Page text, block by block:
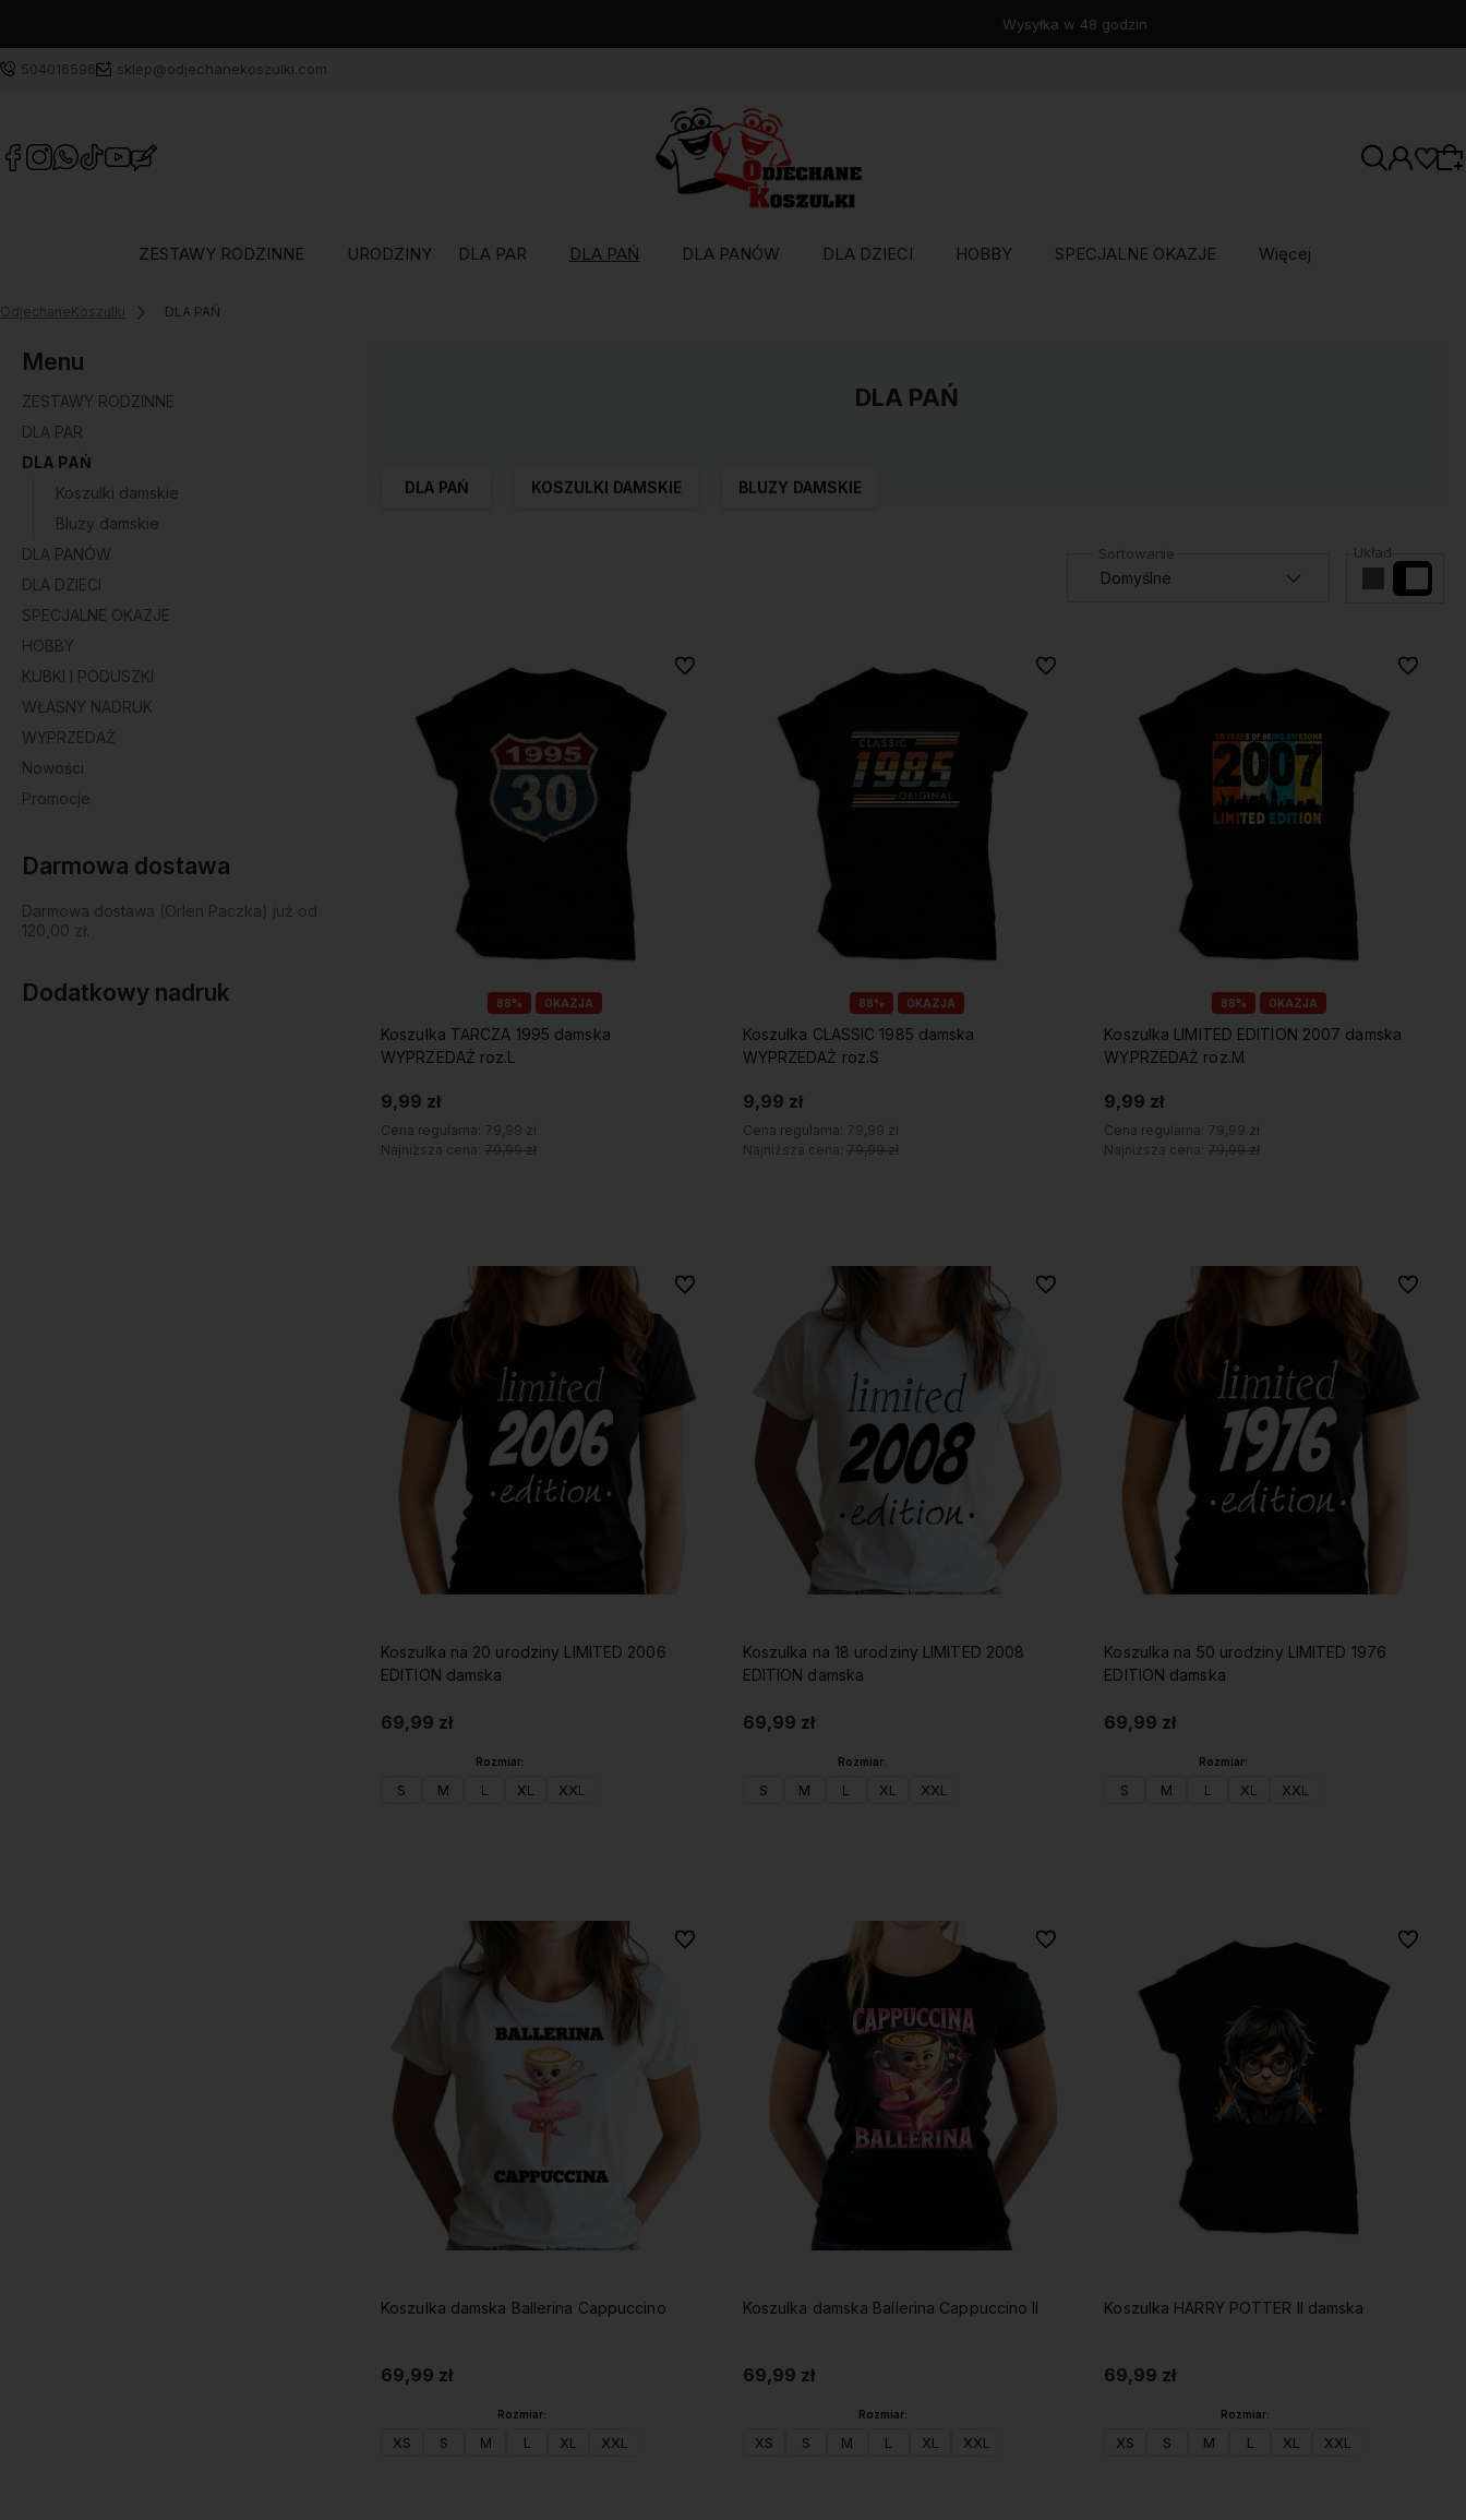
504016596 sklep@odjechanekoszulki.com
ZESTAWY RODZINNE URODZINY DLA PAR DLA PAŃ DLA PANÓW DLA DZIECI HOBBY SPECJALNE OKAZJE Więcej
OdjechaneKoszulki DLA PAŃ
Menu
ZESTAWY RODZINNE
DLA PAR
DLA PAŃ
Koszulki damskie
Bluzy damskie
DLA PANÓW
DLA DZIECI
SPECJALNE OKAZJE
HOBBY
KUBKI I PODUSZKI
WŁASNY NADRUK
WYPRZEDAŻ
Nowości
Promocje
Darmowa dostawa
Darmowa dostawa (Orlen Paczka) już od
120,00 zł.
Dodatkowy nadruk
DLA PAŃ
DLA PAŃ KOSZULKI DAMSKIE BLUZY DAMSKIE
Układ
88% OKAZJA
Koszulka TARCZA 1995 damska
WYPRZEDAŻ roz.L
9,99 zł
Cena regularna: 79,99 zł
Najniższa cena: 79,99 zł
Do ulubionych
88% OKAZJA
Koszulka CLASSIC 1985 damska
WYPRZEDAŻ roz.S
9,99 zł
Cena regularna: 79,99 zł
Najniższa cena: 79,99 zł
Do ulubionych
88% OKAZJA
Koszulka LIMITED EDITION 2007 damska
WYPRZEDAŻ roz.M
9,99 zł
Cena regularna: 79,99 zł
Najniższa cena: 79,99 zł
Do
Koszulka na 20 urodziny LIMITED 2006
EDITION damska
69,99 zł
Rozmiar:
S M L XL XXL
Do ulubionych
Koszulka na 18 urodziny LIMITED 2008
EDITION damska
69,99 zł
Rozmiar:
S M L XL XXL
Do ulubionych
Koszulka na 50 urodziny LIMITED 1976
EDITION damska
69,99 zł
Rozmiar:
S M L XL XXL
Do
Koszulka damska Ballerina Cappuccino
69,99 zł
Rozmiar:
XS S M L XL XXL
Do ulubionych
Koszulka damska Ballerina Cappuccino II
69,99 zł
Rozmiar:
XS S M L XL XXL
Do ulubionych
Koszulka HARRY POTTER II damska
69,99 zł
Rozmiar:
XS S M L XL XXL
Do